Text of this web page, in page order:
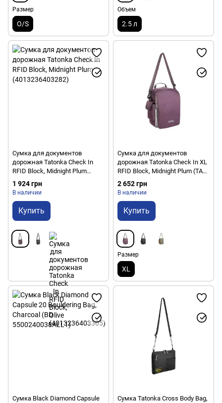
Размер
O/S
Объем
2.5 л
Сумка для документов
дорожная Tatonka Check In
RFID Block, Midnight Plum
(4013236403282)
1 924 грн
В наличии
Купить
Сумка для документов
дорожная Tatonka Check In XL
RFID Block, Midnight Plum (TAT
3173)
2 652 грн
В наличии
Купить
Размер
XL
Сумка Black Diamond Capsule
Сумка Tatonka Cross Body Bag,